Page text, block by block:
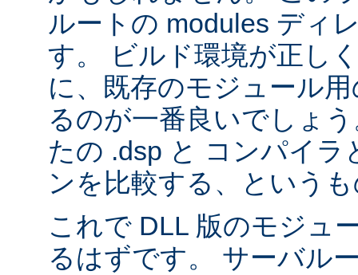
ルートの modules ディ
す。 ビルド環境が正し
に、既存のモジュール
るのが一番良いでしょ
たの .dsp と コンパイ
ンを比較する、という
これで DLL 版のモジュ
るはずです。 サーバル